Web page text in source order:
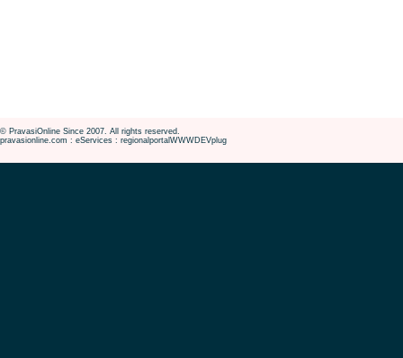
© PravasiOnline Since 2007. All rights reserved.
pravasionline.com : eServices : regionalportalWWWDEVplug